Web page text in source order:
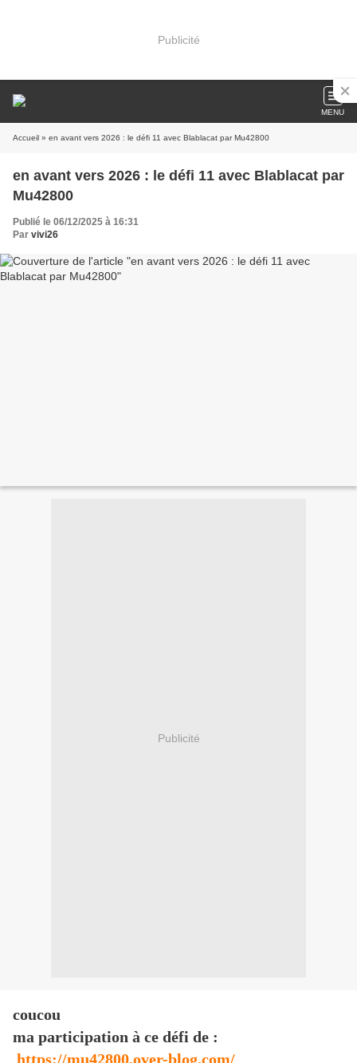
Publicité
MENU
Accueil » en avant vers 2026 : le défi 11 avec Blablacat par Mu42800
en avant vers 2026 : le défi 11 avec Blablacat par
Mu42800
Publié le 06/12/2025 à 16:31
Par vivi26
Publicité
coucou
ma participation à ce défi de :
https://mu42800.over-blog.com/